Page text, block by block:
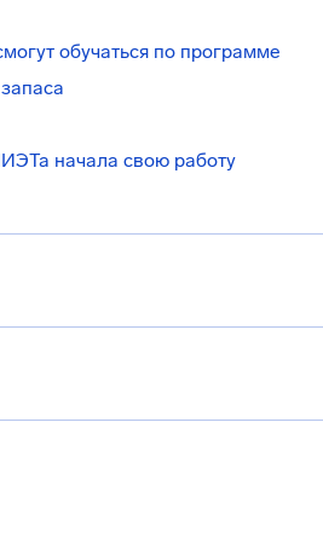
обучаться по программе
начала свою работу